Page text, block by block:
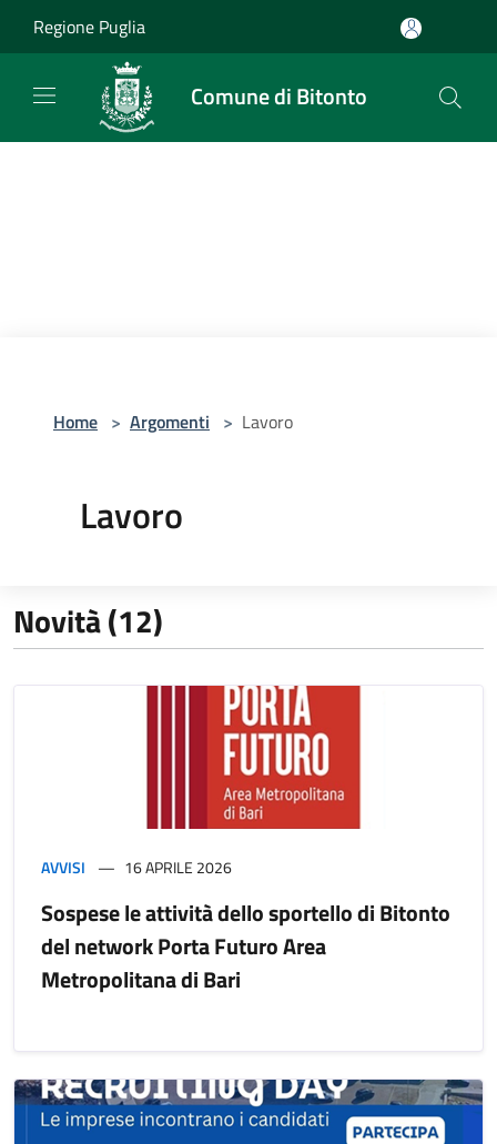
Regione Puglia
Comune di Bitonto
Home > Argomenti > Lavoro
Lavoro
Novità (12)
AVVISI 16 APRILE 2026
Sospese le attività dello sportello di Bitonto
del network Porta Futuro Area
Metropolitana di Bari